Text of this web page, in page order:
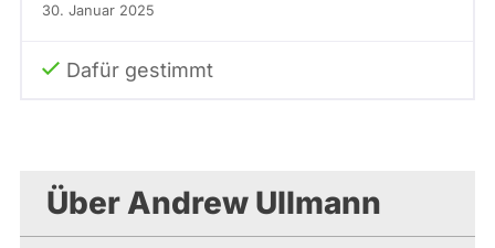
30. Januar 2025
Dafür gestimmt
Über Andrew Ullmann